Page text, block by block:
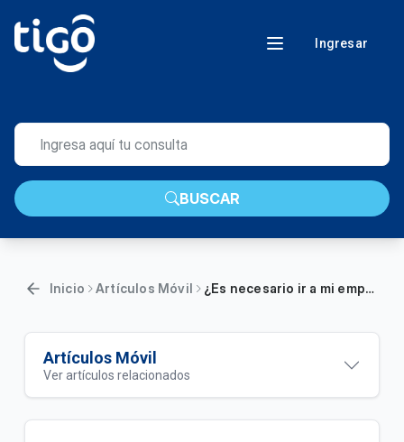
Ingresar
BUSCAR
Inicio Artículos Móvil ¿Es necesario ir a mi empresa actual para pasarme a Tigo?
Artículos Móvil
Ver artículos relacionados
Cómo activar VoLTE en tu dispositivo 📶